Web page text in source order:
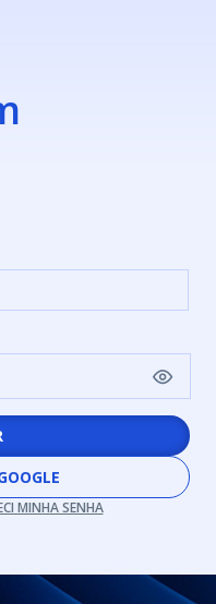
MINHA SENHA